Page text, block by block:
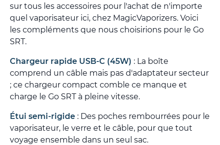
sur tous les accessoires pour l'achat de n'importe
quel vaporisateur ici, chez MagicVaporizers. Voici
les compléments que nous choisirions pour le Go
SRT.
Chargeur rapide USB-C (45W) : La boîte
comprend un câble mais pas d'adaptateur secteur
; ce chargeur compact comble ce manque et
charge le Go SRT à pleine vitesse.
Étui semi-rigide : Des poches rembourrées pour le
vaporisateur, le verre et le câble, pour que tout
voyage ensemble dans un seul sac.